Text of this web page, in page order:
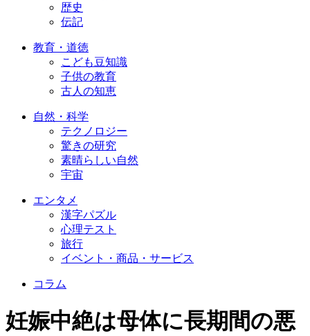
歴史
伝記
教育・道徳
こども豆知識
子供の教育
古人の知恵
自然・科学
テクノロジー
驚きの研究
素晴らしい自然
宇宙
エンタメ
漢字パズル
心理テスト
旅行
イベント・商品・サービス
コラム
妊娠中絶は母体に長期間の悪